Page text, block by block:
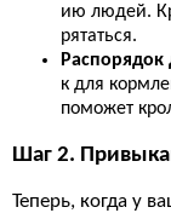
ию людей.
рятаться.
Распорядок
к для
поможет
Шаг 2.
Теперь, когда у